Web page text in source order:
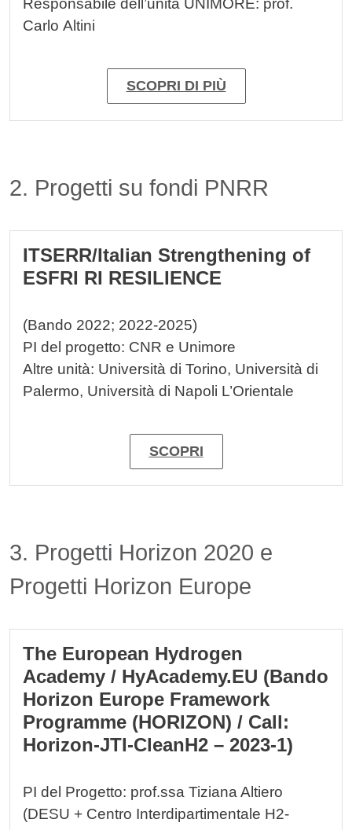
Responsabile dell’unità UNIMORE: prof.
Carlo Altini
SCOPRI DI PIÙ
Titolo card wrapper
2. Progetti su fondi PNRR
ITSERR/Italian Strengthening of
ESFRI RI RESILIENCE
(Bando 2022; 2022-2025)
PI del progetto: CNR e Unimore
Altre unità: Università di Torino, Università di
Palermo, Università di Napoli L’Orientale
SCOPRI
Titolo card wrapper
3. Progetti Horizon 2020 e
Progetti Horizon Europe
The European Hydrogen
Academy / HyAcademy.EU (Bando
Horizon Europe Framework
Programme (HORIZON) / Call:
Horizon-JTI-CleanH2 – 2023-1)
PI del Progetto: prof.ssa Tiziana Altiero
(DESU + Centro Interdipartimentale H2-